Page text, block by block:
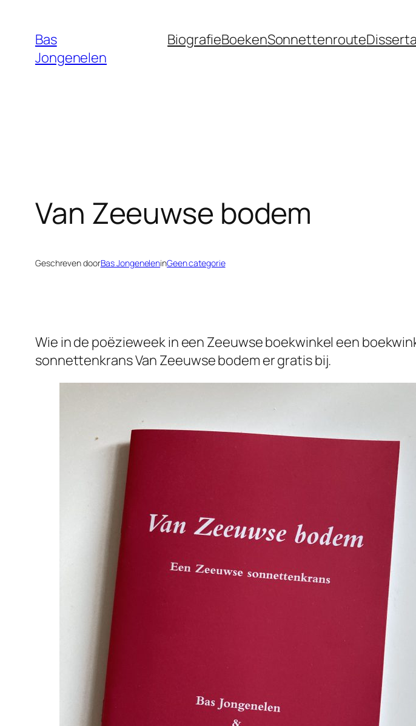
inhoud
Bas
Jongenelen
BiografieBoekenSonnettenroute
Van Zeeuwse bodem
Geschreven doorBas JongeneleninGeen categorie
Wie in de poëzieweek in een Zeeuwse boekwinkel een
sonnettenkransVan Zeeuwse bodem er gratis bij.